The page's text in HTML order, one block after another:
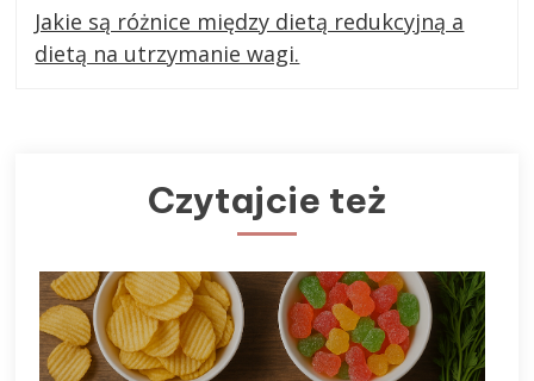
Jakie są różnice między dietą redukcyjną a
dietą na utrzymanie wagi.
Czytajcie też